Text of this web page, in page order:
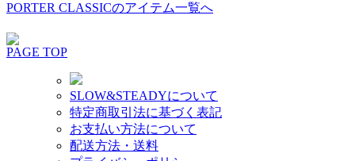
PORTER CLASSICのアイテム一覧へ
PAGE TOP
SLOW&STEADYについて
特定商取引法に基づく表記
お支払い方法について
配送方法・送料